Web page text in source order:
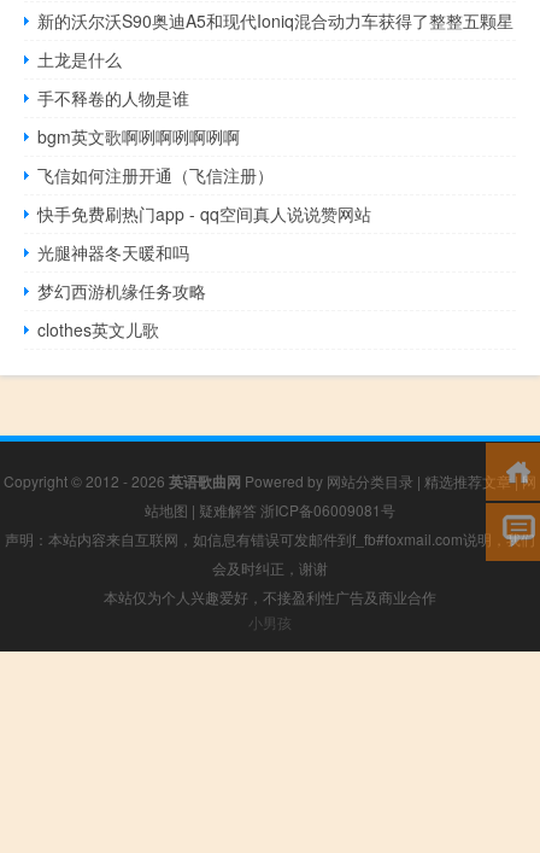
新的沃尔沃S90奥迪A5和现代Ioniq混合动力车获得了整整五颗星
土龙是什么
手不释卷的人物是谁
bgm英文歌啊咧啊咧啊咧啊
飞信如何注册开通（飞信注册）
快手免费刷热门app - qq空间真人说说赞网站
光腿神器冬天暖和吗
梦幻西游机缘任务攻略
clothes英文儿歌
Copyright © 2012 - 2026 英语歌曲网 Powered by 网站分类目录 | 精选推荐文章|网
站地图 | 疑难解答 浙ICP备06009081号
声明：本站内容来自互联网，如信息有错误可发邮件到f_fb#foxmail.com说明，我们
会及时纠正，谢谢
本站仅为个人兴趣爱好，不接盈利性广告及商业合作
小男孩